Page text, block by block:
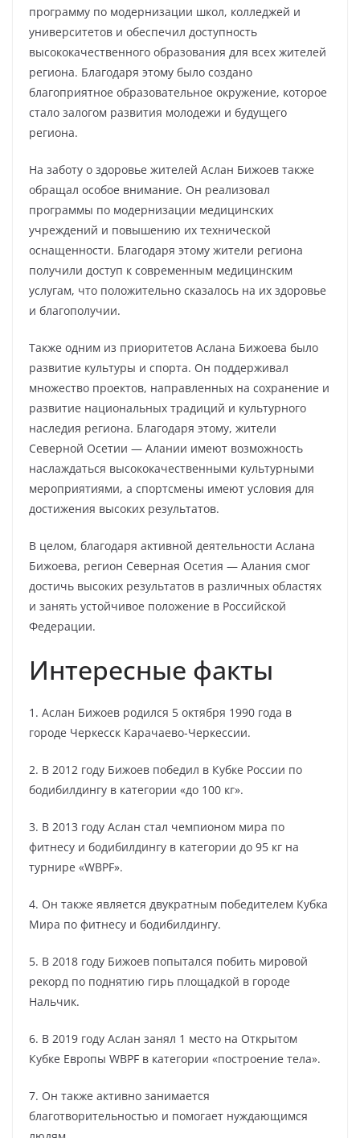
программу по модернизации школ, колледжей и
университетов и обеспечил доступность
высококачественного образования для всех жителей
региона. Благодаря этому было создано
благоприятное образовательное окружение, которое
стало залогом развития молодежи и будущего
региона.
На заботу о здоровье жителей Аслан Бижоев также
обращал особое внимание. Он реализовал
программы по модернизации медицинских
учреждений и повышению их технической
оснащенности. Благодаря этому жители региона
получили доступ к современным медицинским
услугам, что положительно сказалось на их здоровье
и благополучии.
Также одним из приоритетов Аслана Бижоева было
развитие культуры и спорта. Он поддерживал
множество проектов, направленных на сохранение и
развитие национальных традиций и культурного
наследия региона. Благодаря этому, жители
Северной Осетии — Алании имеют возможность
наслаждаться высококачественными культурными
мероприятиями, а спортсмены имеют условия для
достижения высоких результатов.
В целом, благодаря активной деятельности Аслана
Бижоева, регион Северная Осетия — Алания смог
достичь высоких результатов в различных областях
и занять устойчивое положение в Российской
Федерации.
Интересные факты
1. Аслан Бижоев родился 5 октября 1990 года в
городе Черкесск Карачаево-Черкессии.
2. В 2012 году Бижоев победил в Кубке России по
бодибилдингу в категории «до 100 кг».
3. В 2013 году Аслан стал чемпионом мира по
фитнесу и бодибилдингу в категории до 95 кг на
турнире «WBPF».
4. Он также является двукратным победителем Кубка
Мира по фитнесу и бодибилдингу.
5. В 2018 году Бижоев попытался побить мировой
рекорд по поднятию гирь площадкой в городе
Нальчик.
6. В 2019 году Аслан занял 1 место на Открытом
Кубке Европы WBPF в категории «построение тела».
7. Он также активно занимается
благотворительностью и помогает нуждающимся